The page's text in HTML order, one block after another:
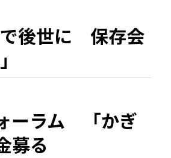
で後世に 保存会
ーラム 「かぎ
募る